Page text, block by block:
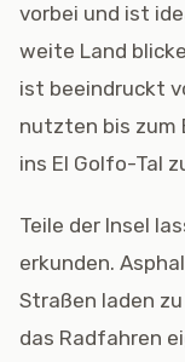
vorbei und ist
weite Land
ist beeindruckt
nutzten bis zum
ins El Golfo-Tal
Teile der Insel
erkunden.
Straßen laden
das Radfahren